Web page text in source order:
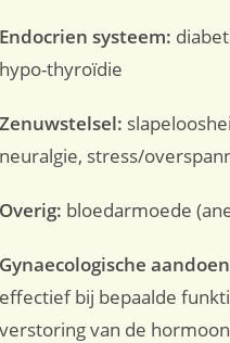
Endocrien systeem:
hypo-thyroïdie
Zenuwstelsel:
neuralgie, stress/
Overig: bloedarmoede
Gynaecologische
effectief bij bepaalde
verstoring van de